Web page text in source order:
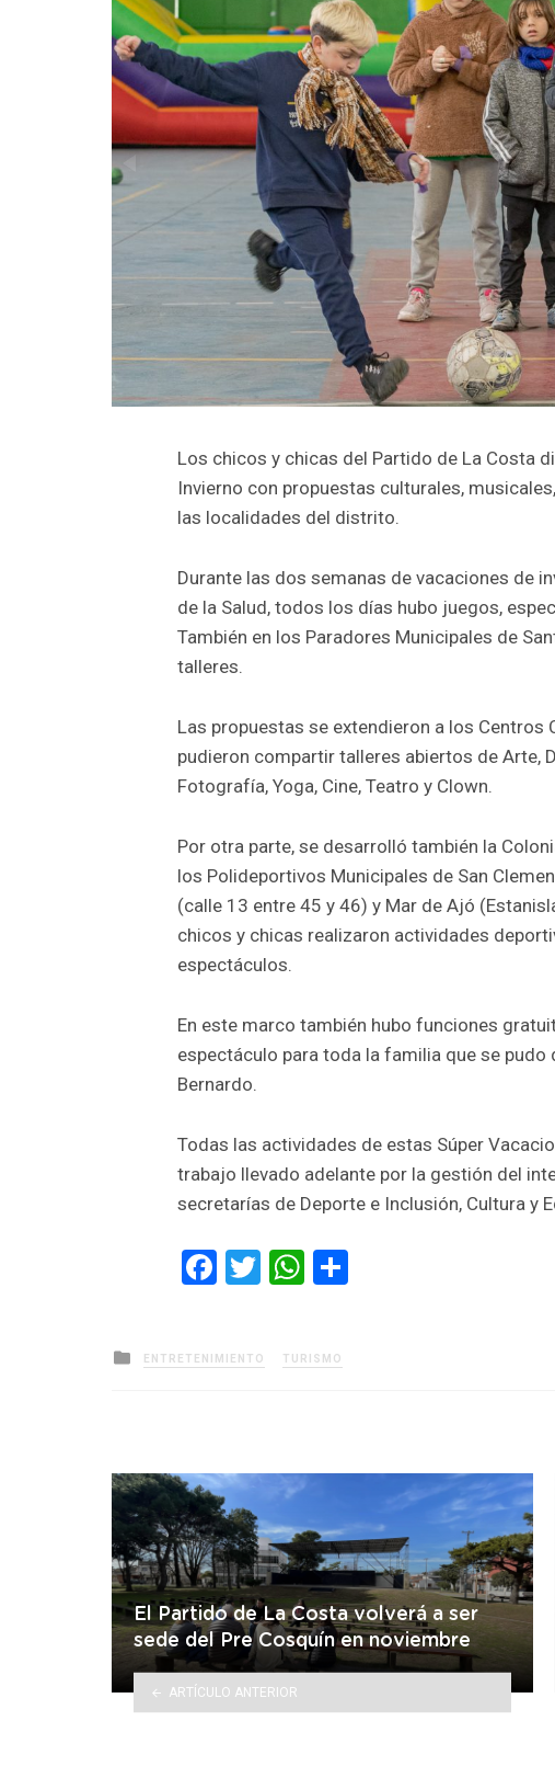
Los chicos y chicas del Partido de La Costa
Invierno con propuestas culturales,
las localidades del distrito.
Durante las dos semanas de vacaciones de
de la Salud, todos los días hubo juegos,
También en los Paradores Municipales de
talleres.
Las propuestas se extendieron a los
pudieron compartir talleres abiertos de Arte,
Fotografía, Yoga, Cine, Teatro y Clown.
Por otra parte, se desarrolló también la
los Polideportivos Municipales de San
(calle 13 entre 45 y 46) y Mar de Ajó
chicos y chicas realizaron actividades
espectáculos.
En este marco también hubo funciones
espectáculo para toda la familia que se
Bernardo.
Todas las actividades de estas Súper
trabajo llevado adelante por la gestión del
secretarías de Deporte e Inclusión, Cultura y
Facebook
TwitterWhatsApp
Posted
in
ENTRETENIMIENTO TURISMO
El Partido de La Costa volverá a ser
sede del Pre Cosquín en noviembre
ARTÍCULO ANTERIOR